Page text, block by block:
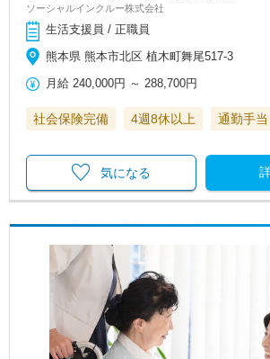
ソーシャルインクルー株式会社
生活支援員 / 正職員
熊本県 熊本市北区 植木町舞尾517-3
月給 240,000円 ～ 288,700円
社会保険完備 4週8休以上 通勤手当
気になる